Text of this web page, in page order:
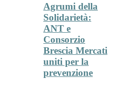
Agrumi della
Solidarietà:
ANT e
Consorzio
Brescia Mercati
uniti per la
prevenzione